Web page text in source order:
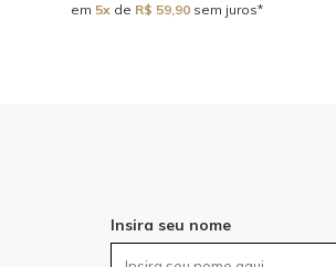
em 5xde R$ 59,90sem juros*
Insira seu nome